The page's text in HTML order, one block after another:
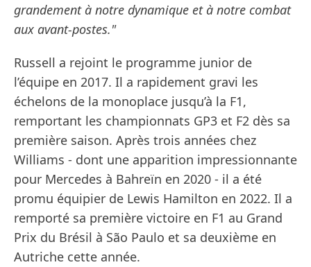
grandement à notre dynamique et à notre combat
aux avant-postes."
Russell a rejoint le programme junior de
l’équipe en 2017. Il a rapidement gravi les
échelons de la monoplace jusqu’à la F1,
remportant les championnats GP3 et F2 dès sa
première saison. Après trois années chez
Williams - dont une apparition impressionnante
pour Mercedes à Bahreïn en 2020 - il a été
promu équipier de Lewis Hamilton en 2022. Il a
remporté sa première victoire en F1 au Grand
Prix du Brésil à São Paulo et sa deuxième en
Autriche cette année.